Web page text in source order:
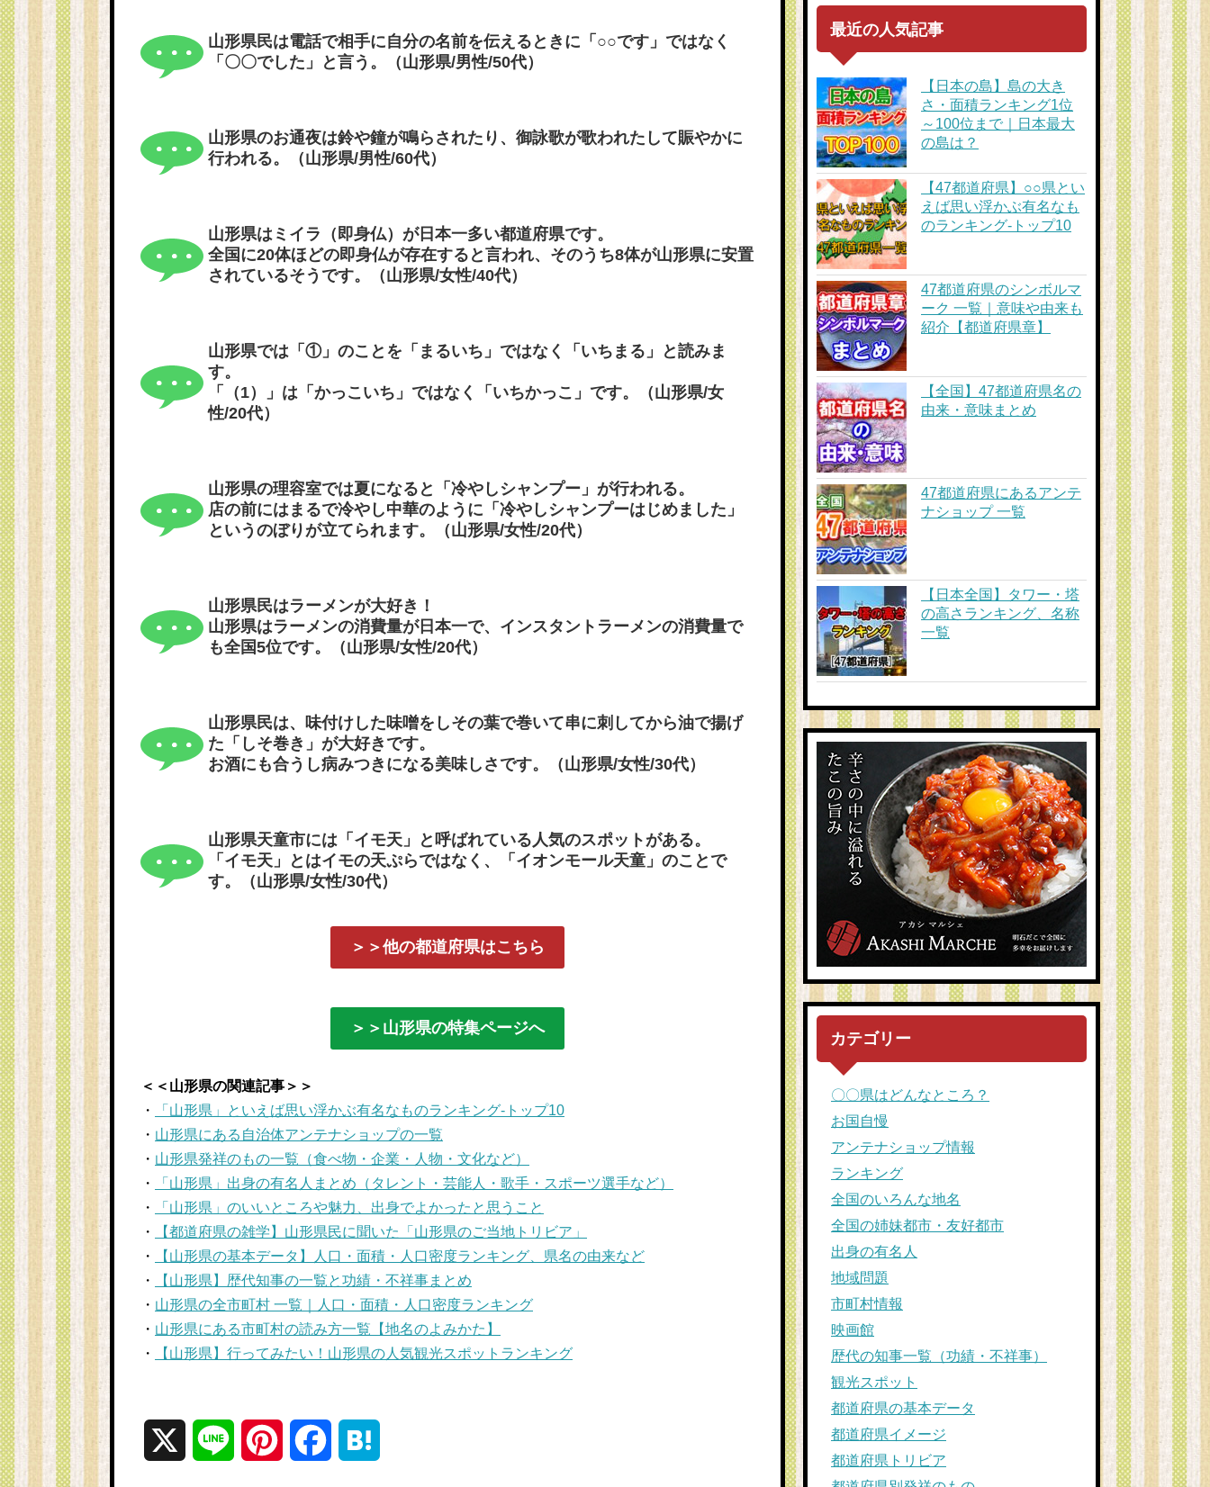
山形県民は電話で相手に自分の名前を伝えるときに「○○です」ではなく
「〇〇でした」と言う。（山形県/男性/50代）
山形県のお通夜は鈴や鐘が鳴らされたり、御詠歌が歌われたして賑やかに
行われる。（山形県/男性/60代）
山形県はミイラ（即身仏）が日本一多い都道府県です。
全国に20体ほどの即身仏が存在すると言われ、そのうち8体が山形県に安置
されているそうです。（山形県/女性/40代）
山形県では「①」のことを「まるいち」ではなく「いちまる」と読みま
す。
「（1）」は「かっこいち」ではなく「いちかっこ」です。（山形県/女
性/20代）
山形県の理容室では夏になると「冷やしシャンプー」が行われる。
店の前にはまるで冷やし中華のように「冷やしシャンプーはじめました」
というのぼりが立てられます。（山形県/女性/20代）
山形県民はラーメンが大好き！
山形県はラーメンの消費量が日本一で、インスタントラーメンの消費量で
も全国5位です。（山形県/女性/20代）
山形県民は、味付けした味噌をしその葉で巻いて串に刺してから油で揚げ
た「しそ巻き」が大好きです。
お酒にも合うし病みつきになる美味しさです。（山形県/女性/30代）
山形県天童市には「イモ天」と呼ばれている人気のスポットがある。
「イモ天」とはイモの天ぷらではなく、「イオンモール天童」のことで
す。（山形県/女性/30代）
＞＞他の都道府県はこちら
＞＞山形県の特集ページへ
＜＜山形県の関連記事＞＞
・
「山形県」といえば思い浮かぶ有名なものランキング-トップ10
・ 山形県にある自治体アンテナショップの一覧
・ 山形県発祥のもの一覧（食べ物・企業・人物・文化など）
・
「山形県」出身の有名人まとめ（タレント・芸能人・歌手・スポーツ選手など）
・
「山形県」のいいところや魅力、出身でよかったと思うこと
・
【都道府県の雑学】山形県民に聞いた「山形県のご当地トリビア」
・
【山形県の基本データ】人口・面積・人口密度ランキング、県名の由来など
・
【山形県】歴代知事の一覧と功績・不祥事まとめ
・ 山形県の全市町村 一覧｜人口・面積・人口密度ランキング
・ 山形県にある市町村の読み方一覧【地名のよみかた】
・
【山形県】行ってみたい！山形県の人気観光スポットランキング
最近の人気記事
【日本の島】島の大き
さ・面積ランキング1位
～100位まで｜日本最大
の島は？
【47都道府県】○○県とい
えば思い浮かぶ有名なも
のランキング-トップ10
47都道府県のシンボルマ
ーク 一覧｜意味や由来も
紹介【都道府県章】
【全国】47都道府県名の
由来・意味まとめ
47都道府県にあるアンテ
ナショップ 一覧
【日本全国】タワー・塔
の高さランキング、名称
一覧
カテゴリー
〇〇県はどんなところ？
お国自慢
アンテナショップ情報
ランキング
全国のいろんな地名
全国の姉妹都市・友好都市
出身の有名人
地域問題
市町村情報
映画館
歴代の知事一覧（功績・不祥事）
観光スポット
都道府県の基本データ
都道府県イメージ
都道府県トリビア